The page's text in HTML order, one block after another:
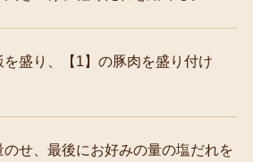
を盛り、【1】の豚肉を盛り付け
のせ、最後にお好みの量の塩だれを